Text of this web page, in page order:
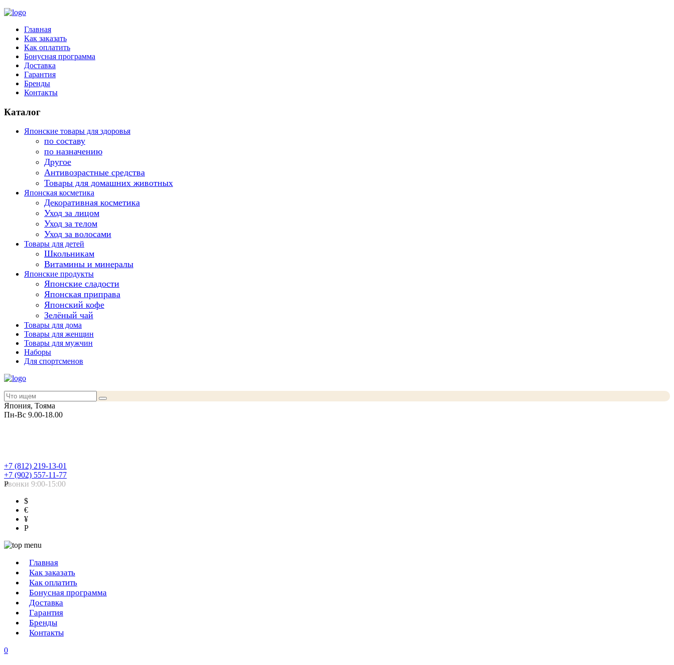
Главная
Как заказать
Как оплатить
Бонусная программа
Доставка
Гарантия
Бренды
Контакты
Каталог
Японские товары для здоровья
по составу
по назначению
Другое
Антивозрастные средства
Товары для домашних животных
Японская косметика
Декоративная косметика
Уход за лицом
Уход за телом
Уход за волосами
Товары для детей
Школьникам
Витамины и минералы
Японские продукты
Японские сладости
Японская приправа
Японский кофе
Зелёный чай
Товары для дома
Товары для женщин
Товары для мужчин
Наборы
Для спортсменов
Япония, Тояма
Пн-Вс 9.00-18.00
+7 (812) 219-13-01
+7 (902) 557-11-77
Звонки 9:00-15:00
Р
$
€
¥
Р
Главная
Как заказать
Как оплатить
Бонусная программа
Доставка
Гарантия
Бренды
Контакты
0